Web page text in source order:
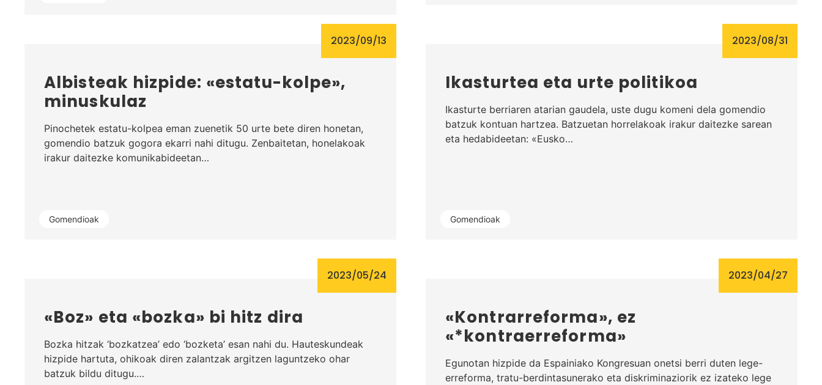
Gomendioak
2023/09/13
Albisteak hizpide: «estatu-kolpe»,
minuskulaz
Pinochetek estatu-kolpea eman zuenetik 50 urte bete diren honetan,
gomendio batzuk gogora ekarri nahi ditugu. Zenbaitetan, honelakoak
irakur daitezke komunikabideetan…
Gomendioak
2023/08/31
Ikasturtea eta urte politikoa
Ikasturte berriaren atarian gaudela, uste dugu komeni dela gomendio
batzuk kontuan hartzea. Batzuetan horrelakoak irakur daitezke sarean
eta hedabideetan: «Eusko…
2023/05/24
«Boz» eta «bozka» bi hitz dira
Bozka hitzak ‘bozkatzea’ edo ‘bozketa’ esan nahi du. Hauteskundeak
hizpide hartuta, ohikoak diren zalantzak argitzen laguntzeko ohar
batzuk bildu ditugu.…
2023/04/27
«Kontrarreforma», ez
«*kontraerreforma»
Egunotan hizpide da Espainiako Kongresuan onetsi berri duten lege-
erreforma, tratu-berdintasunerako eta diskriminaziorik ez izateko lege